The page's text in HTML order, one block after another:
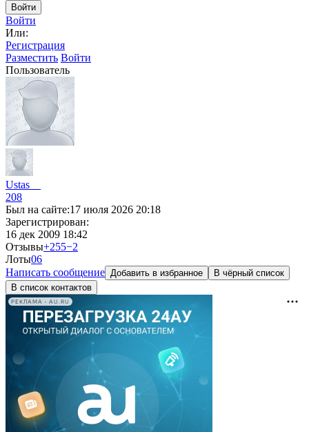
Войти
Войти
Или:
Регистрация
Разместить Войти
Пользователь
Ustas__
208
Был на сайте:17 июля 2026 20:18
Зарегистрирован:
16 дек 2009 18:42
Отзывы+255−2
Лоты06
Написать сообщение Добавить в избранное
В чёрный список
В список контактов
РЕКЛАМА • AU.RU